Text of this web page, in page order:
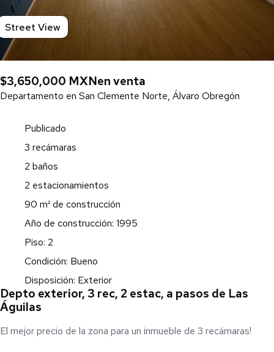
Street View
$3,650,000 MXNen venta
Departamento en San Clemente Norte, Álvaro Obregón
Publicado
3 recámaras
2 baños
2 estacionamientos
90 m² de construcción
Año de construcción: 1995
Piso: 2
Condición: Bueno
Disposición: Exterior
Depto exterior, 3 rec, 2 estac, a pasos de Las
Águilas
El mejor precio de la zona para un inmueble de 3 recámaras!